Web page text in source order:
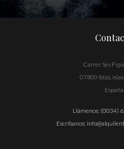
Carrer Ses
07800 Ibiza,
España
Llámenos: (0034)
Escríbanos: